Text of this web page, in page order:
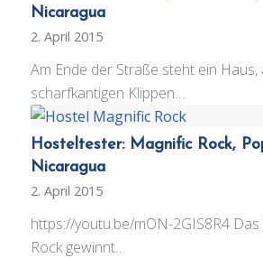
Nicaragua
2. April 2015
Am Ende der Straße steht ein Haus,
scharfkantigen Klippen…
Hosteltester: Magnific Rock,
Nicaragua
2. April 2015
https://youtu.be/mON-2GIS8R4
Rock gewinnt…